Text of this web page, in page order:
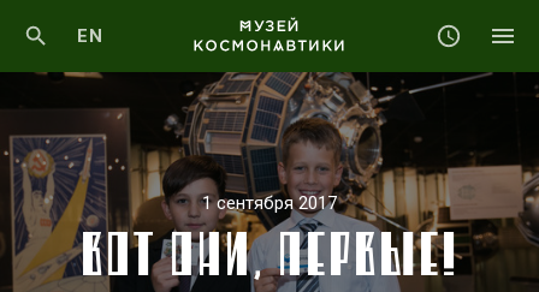
EN
1 сентября 2017
ВОТ ОНИ, ПЕРВЫЕ!